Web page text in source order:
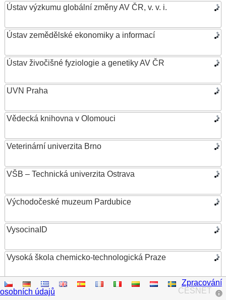
Ústav výzkumu globální změny AV ČR, v. v. i.
Ústav zemědělské ekonomiky a informací
Ústav živočišné fyziologie a genetiky AV ČR
UVN Praha
Vědecká knihovna v Olomouci
Veterinární univerzita Brno
VŠB – Technická univerzita Ostrava
Východočeské muzeum Pardubice
VysocinaID
Vysoká škola chemicko-technologická Praze
Vysoká škola ekonomická v Praze
CESNET
Zpracování
osobních údajů